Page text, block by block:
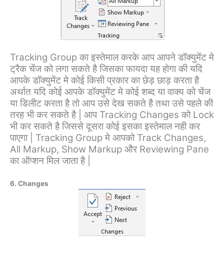
Tracking Group का इस्तेमाल करके आप आपने डॉक्युमेंट मे
ट्रैक चेंज को लगा सकते है जिसका फायदा यह होगा की यदि
आपके डॉक्युमेंट मे कोई किसी प्रकार का छेड़ छाड़ करता है
अर्थात यदि कोई आपके डॉक्युमेंट मे कोई शब्द या वाक्य को चेंज
या डिलीट करता है तो आप उसे देख सकते है तथा उसे पहले की
तरह भी कर सकते है | आप Tracking Changes को Lock
भी कर सकते है जिससे दूसरा कोई इसका इस्तेमाल नही कर
पाएगा | Tracking Group मे आपको Track Changes,
All Markup, Show Markup और Reviewing Pane
का ऑप्शन मिल जाता है |
6. Changes